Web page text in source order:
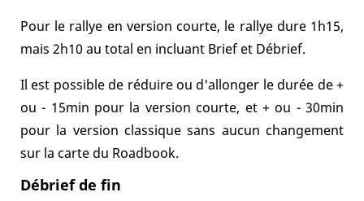
Pour le rallye en version courte, le rallye dure 1h15,
mais 2h10 au total en incluant Brief et Débrief.
Il est possible de réduire ou d'allonger le durée de +
ou - 15min pour la version courte, et + ou - 30min
pour la version classique sans aucun changement
sur la carte du Roadbook.
Débrief de fin